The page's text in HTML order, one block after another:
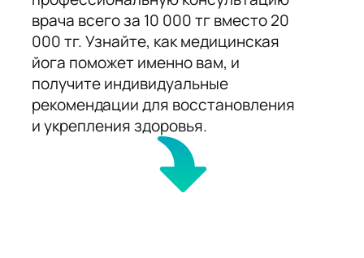
врача всего за 10 000 тг вместо 20
000 тг. Узнайте, как медицинская
йога поможет именно вам, и
получите индивидуальные
рекомендации для восстановления
и укрепления здоровья.